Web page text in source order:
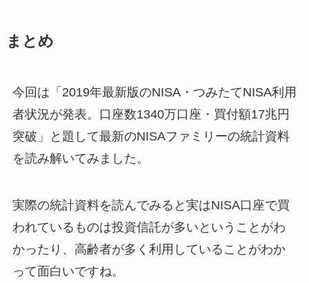
まとめ
今回は「2019年最新版のNISA・つみたてNISA利用
者状況が発表。口座数1340万口座・買付額17兆円
突破」と題して最新のNISAファミリーの統計資料
を読み解いてみました。
実際の統計資料を読んでみると実はNISA口座で買
われているものは投資信託が多いということがわ
かったり、高齢者が多く利用していることがわか
って面白いですね。